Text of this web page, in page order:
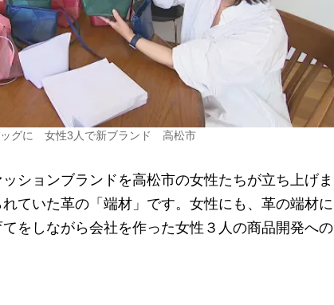
ッグに 女性3人で新ブランド 高松市
ションブランドを高松市の女性たちが立ち上げま
ていた革の「端材」です。女性にも、革の端材に
をしながら会社を作った女性３人の商品開発への